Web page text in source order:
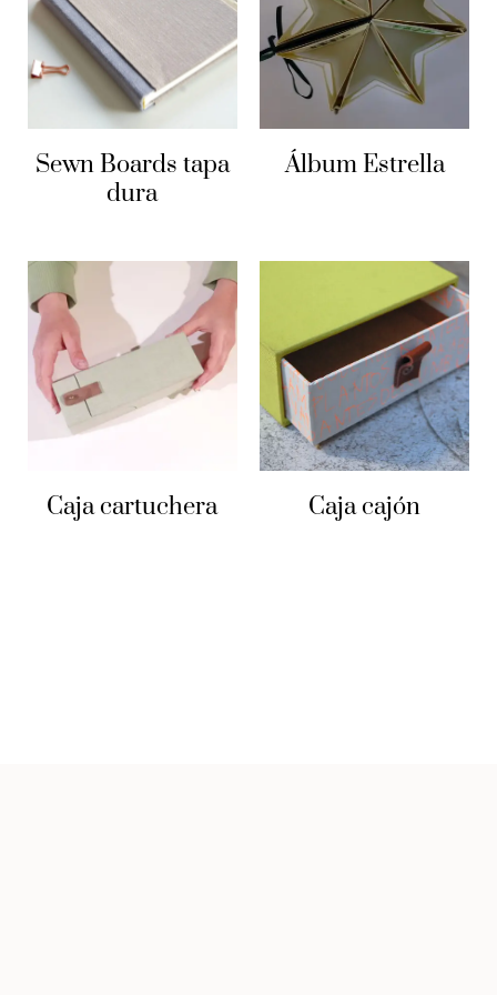
Portalapicera de cuero para anillado
Sewn Boards tapa
dura
Álbum Estrella
Caja cartuchera Caja cajón